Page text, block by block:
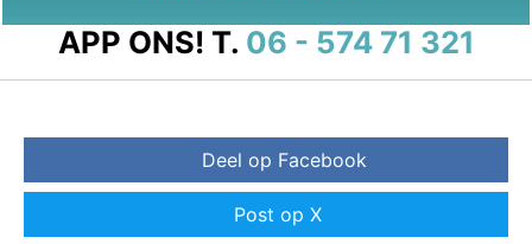
APP ONS! T. 06 - 574 71 321
Deel op Facebook
Post op X